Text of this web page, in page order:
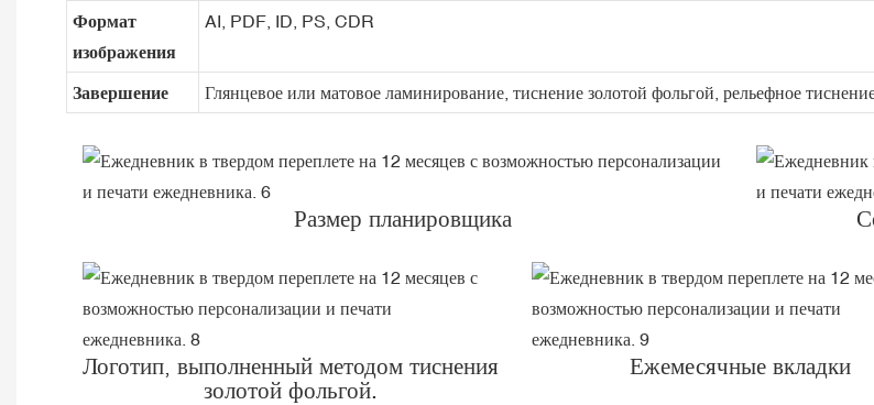
Формат
изображения
AI, PDF, ID, PS, CDR
Завершение Глянцевое или матовое ламинирование, тиснение золотой фольгой, рельефное
Размер планировщика
Логотип, выполненный методом тиснения
золотой фольгой.
Ежемесячные вкладки